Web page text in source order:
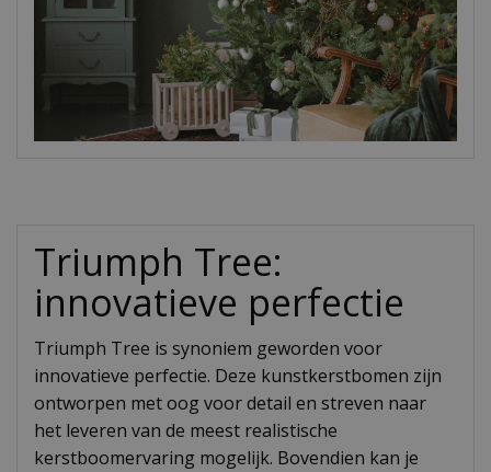
Triumph Tree:
innovatieve perfectie
Triumph Tree is synoniem geworden voor
innovatieve perfectie. Deze kunstkerstbomen zijn
ontworpen met oog voor detail en streven naar
het leveren van de meest realistische
kerstboomervaring mogelijk. Bovendien kan je